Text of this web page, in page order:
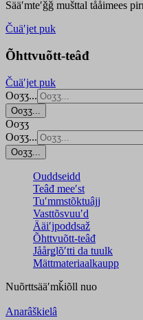
Sääʹmteʹǧǧ mušttal tååimees
Čuäʹjet puk
Õhttvuõtt-teâđ
Čuäʹjet puk
Ooʒʒ...
Ooʒʒ...
Ooʒʒ
Ooʒʒ...
Ooʒʒ...
Ouddseidd
Teâđ meeʹst
Tuʹmmstõktuâjj
Vasttõsvuuʹd
Ääiʹjpoddsaž
Õhttvuõtt-teâđ
Jåårǥlõʹtti da tuulk
Mättmateriaalkaupp
Nuõrttsääʹmǩiõll nuo
Anarâškielâ